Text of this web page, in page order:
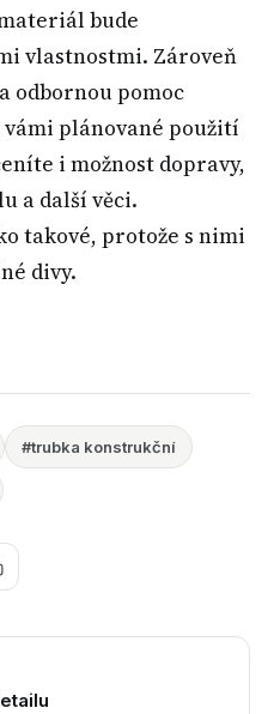
bude
vlastnostmi. Zároveň
odbornou pomoc
vámi plánované použití
i možnost dopravy,
a další věci.
takové, protože s nimi
divy.
#trubka konstrukční